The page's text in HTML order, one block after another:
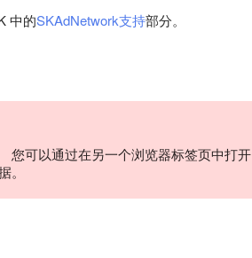
中的SKAdNetwork支持部分。
您可以通过在另一个浏览器标签页中打开